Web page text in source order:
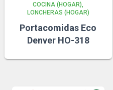
COCINA (HOGAR)
LONCHERAS (HOGAR)
Portacomidas Eco
Denver HO-318